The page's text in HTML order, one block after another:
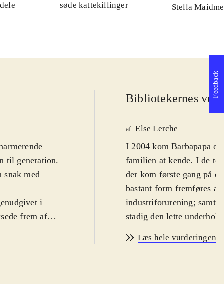
søde kattekillinger
Stella
til generation.
snak med
i
frem af
familie
Bibliotekernes
af Else Lerche
I 2004 kom Barbapapa
familien at kende. I de to
der kom første gang på
bastant form fremføres
industriforurening; samt
stadig den lette
Familien flytter i
tilbage da jorden har fået
Læs hele vurderingen
Feedback